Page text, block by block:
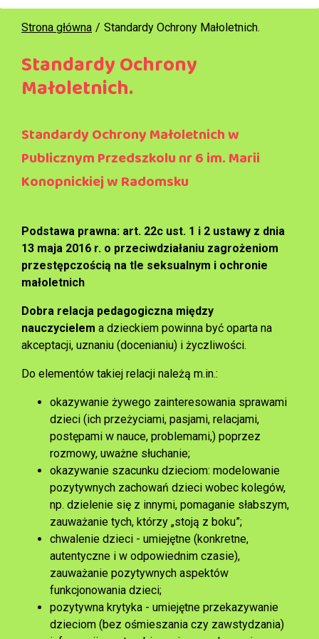
Strona główna Standardy Ochrony Małoletnich.
Standardy Ochrony
Małoletnich.
Standardy Ochrony Małoletnich w
Publicznym Przedszkolu nr 6 im. Marii
Konopnickiej w Radomsku
Podstawa prawna: art. 22c ust. 1 i 2 ustawy z dnia
13 maja 2016 r. o przeciwdziałaniu zagrożeniom
przestępczością na tle seksualnym i ochronie
małoletnich
Dobra relacja pedagogiczna między
nauczycielem a dzieckiem powinna być oparta na
akceptacji, uznaniu (docenianiu) i życzliwości.
Do elementów takiej relacji należą m.in.:
okazywanie żywego zainteresowania sprawami
dzieci (ich przeżyciami, pasjami, relacjami,
postępami w nauce, problemami,) poprzez
rozmowy, uważne słuchanie;
okazywanie szacunku dzieciom: modelowanie
pozytywnych zachowań dzieci wobec kolegów,
np. dzielenie się z innymi, pomaganie słabszym,
zauważanie tych, którzy „stoją z boku”;
chwalenie dzieci - umiejętne (konkretne,
autentyczne i w odpowiednim czasie),
zauważanie pozytywnych aspektów
funkcjonowania dzieci;
pozytywna krytyka - umiejętne przekazywanie
dzieciom (bez ośmieszania czy zawstydzania)